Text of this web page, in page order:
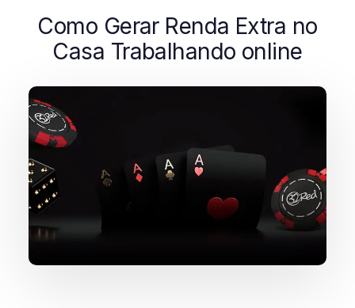
Como Gerar Renda Extra no
Casa Trabalhando online